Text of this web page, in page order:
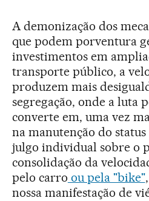
A demonização dos
que podem porventura
investimentos em
transporte público, a
produzem mais
segregação, onde a luta
converte em, uma vez
na manutenção do
julgo individual sobre o
consolidação da
pelo carro ou pela "bike"
nossa manifestação de